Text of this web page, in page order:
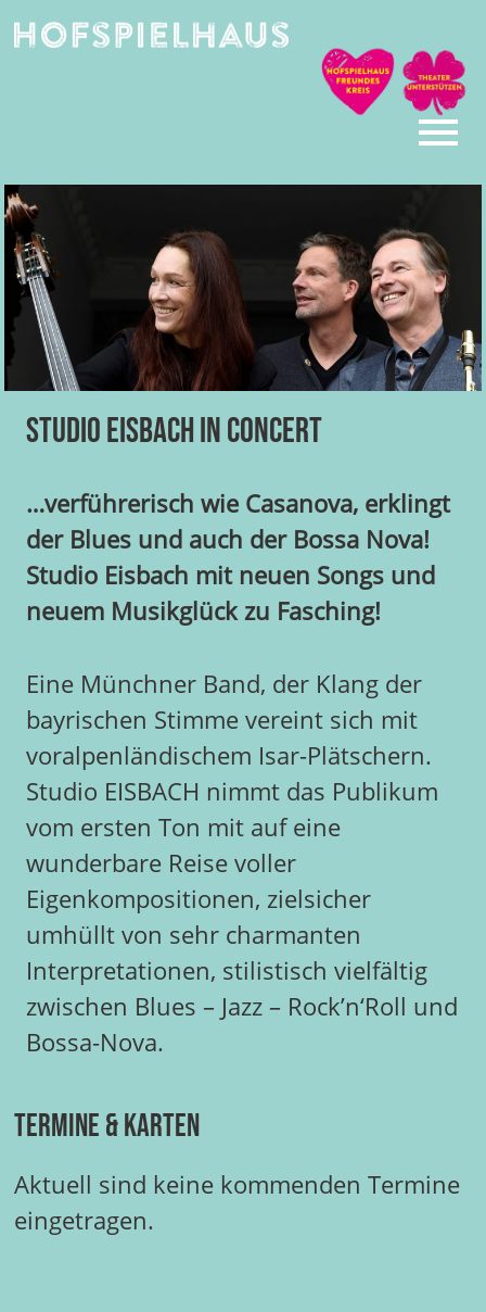
Studio Eisbach in Concert
…verführerisch wie Casanova, erklingt
der Blues und auch der Bossa Nova!
Studio Eisbach mit neuen Songs und
neuem Musikglück zu Fasching!
Eine Münchner Band, der Klang der
bayrischen Stimme vereint sich mit
voralpenländischem Isar-Plätschern.
Studio EISBACH nimmt das Publikum
vom ersten Ton mit auf eine
wunderbare Reise voller
Eigenkompositionen, zielsicher
umhüllt von sehr charmanten
Interpretationen, stilistisch vielfältig
zwischen Blues – Jazz – Rock’n‘Roll und
Bossa-Nova.
Termine & Karten
Aktuell sind keine kommenden Termine
eingetragen.